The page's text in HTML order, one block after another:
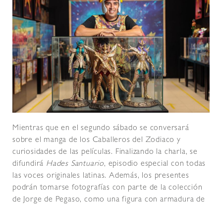
Mientras que en el segundo sábado se conversará
sobre el manga de los Caballeros del Zodiaco y
curiosidades de las películas. Finalizando la charla, se
difundirá Hades Santuario, episodio especial con todas
las voces originales latinas. Además, los presentes
podrán tomarse fotografías con parte de la colección
de Jorge de Pegaso, como una figura con armadura de